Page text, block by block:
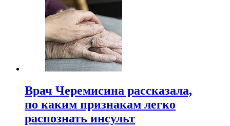
Врач Черемисина рассказала,
по каким признакам легко
распознать инсульт